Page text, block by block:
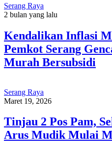
Serang Raya
2 bulan yang lalu
Kendalikan Inflasi
Pemkot Serang
Murah Bersubsidi
Serang Raya
Maret 19, 2026
Tinjau 2 Pos Pam,
Arus Mudik Mulai